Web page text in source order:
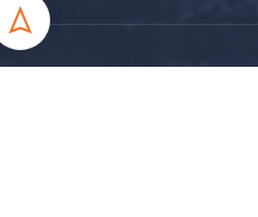
جميع الحقوق محفوظة